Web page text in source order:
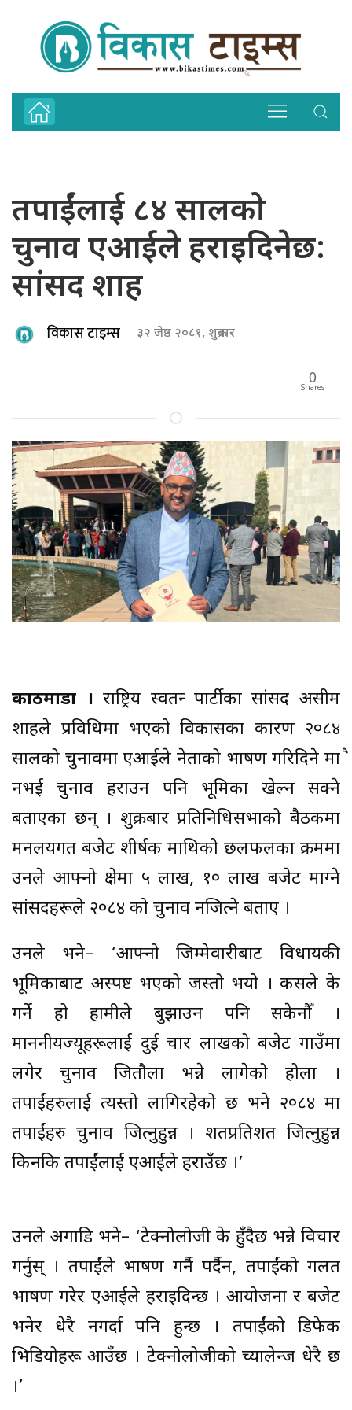
तपाईंलाई ८४ सालको
चुनाव एआईले हराइदिनेछ:
सांसद शाह
विकास टाइम्स ३२ जेष्ठ २०८१, शुक्रबार
0
Shares
काठमाडौँ । राष्ट्रिय स्वतन्त्र पार्टीका सांसद असीम
शाहले प्रविधिमा भएको विकासका कारण २०८४
सालको चुनावमा एआईले नेताको भाषण गरिदिने मात्रै
नभई चुनाव हराउन पनि भूमिका खेल्न सक्ने
बताएका छन् । शुक्रबार प्रतिनिधिसभाको बैठकमा
मन्त्रालयगत बजेट शीर्षक माथिको छलफलका क्रममा
उनले आफ्नो क्षेत्रमा ५ लाख, १० लाख बजेट माग्ने
सांसदहरूले २०८४ को चुनाव नजित्ने बताए ।
उनले भने– ‘आफ्नो जिम्मेवारीबाट विधायकी
भूमिकाबाट अस्पष्ट भएको जस्तो भयो । कसले के
गर्ने हो हामीले बुझाउन पनि सकेनौँ ।
माननीयज्यूहरूलाई दुई चार लाखको बजेट गाउँमा
लगेर चुनाव जितौला भन्ने लागेको होला ।
तपाईंहरुलाई त्यस्तो लागिरहेको छ भने २०८४ मा
तपाईंहरु चुनाव जित्नुहुन्न । शतप्रतिशत जित्नुहुन्न
किनकि तपाईंलाई एआईले हराउँछ ।’
उनले अगाडि भने– ‘टेक्नोलोजी के हुँदैछ भन्ने विचार
गर्नुस् । तपाईंले भाषण गर्नै पर्दैन, तपाईंको गलत
भाषण गरेर एआईले हराइदिन्छ । आयोजना र बजेट
भनेर धेरै नगर्दा पनि हुन्छ । तपाईंको डिफेक
भिडियोहरू आउँछ । टेक्नोलोजीको च्यालेन्ज धेरै छ
।’